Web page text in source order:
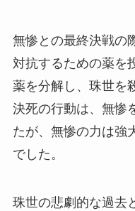
無惨との最終決戦の
対抗するための薬を
薬を分解し、珠世を
決死の行動は、無惨
たが、無惨の力は強
でした。
珠世の悲劇的な過去